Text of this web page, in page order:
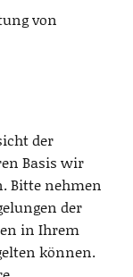
von
der
Basis wir
Bitte nehmen
der
in Ihrem
können.